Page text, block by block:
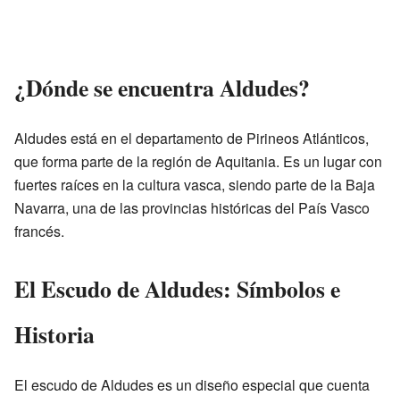
¿Dónde se encuentra Aldudes?
Aldudes está en el departamento de Pirineos Atlánticos,
que forma parte de la región de Aquitania. Es un lugar con
fuertes raíces en la cultura vasca, siendo parte de la Baja
Navarra, una de las provincias históricas del País Vasco
francés.
El Escudo de Aldudes: Símbolos e
Historia
El escudo de Aldudes es un diseño especial que cuenta